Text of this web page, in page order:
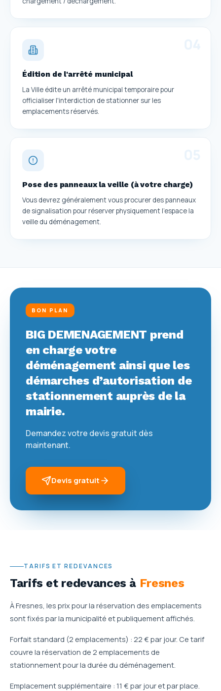
Édition de l'arrêté municipal
La Ville édite un arrêté municipal temporaire pour
officialiser l'interdiction de stationner sur les
emplacements réservés.
Pose des panneaux la veille (à votre charge)
Vous devrez généralement vous procurer des panneaux
de signalisation pour réserver physiquement l'espace la
veille du déménagement.
BON PLAN
BIG DEMENAGEMENT prend
en charge votre
déménagement ainsi que les
démarches d’autorisation de
stationnement auprès de la
mairie.
Demandez votre devis gratuit dès
maintenant.
Devis gratuit
TARIFS ET REDEVANCES
Tarifs et redevances à Fresnes
À Fresnes, les prix pour la réservation des emplacements
sont fixés par la municipalité et publiquement affichés.
Forfait standard (2 emplacements) : 22 € par jour. Ce tarif
couvre la réservation de 2 emplacements de
stationnement pour la durée du déménagement.
Emplacement supplémentaire : 11 € par jour et par place.